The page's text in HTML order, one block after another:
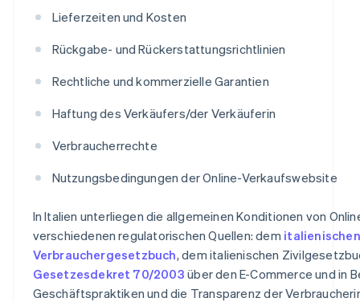
Lieferzeiten und Kosten
Rückgabe- und Rückerstattungsrichtlinien
Rechtliche und kommerzielle Garantien
Haftung des Verkäufers/der Verkäuferin
Verbraucherrechte
Nutzungsbedingungen der Online-Verkaufswebsite
In Italien unterliegen die allgemeinen Konditionen von
verschiedenen regulatorischen Quellen: dem italienischen
Verbrauchergesetzbuch, dem italienischen
Gesetzesdekret 70/2003 über den E-Commerce und in
Geschäftspraktiken und die Transparenz der